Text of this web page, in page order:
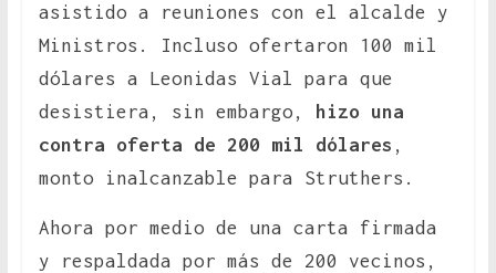
asistido a reuniones con el alcalde y
Ministros. Incluso ofertaron 100 mil
dólares a Leonidas Vial para que
desistiera, sin embargo,
hizo una
contra oferta de 200 mil dólares ,
monto inalcanzable para Struthers.
Ahora por medio de una carta firmada
y respaldada por más de 200 vecinos,